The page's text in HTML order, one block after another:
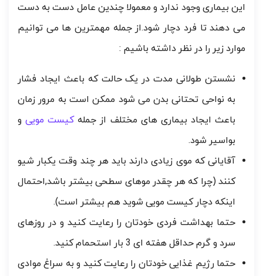
این بیماری وجود ندارد و معمولا چندین عامل دست به دست
می دهند تا فرد دچار شود.از جمله مهمترین ها می توانیم
موارد زیر را در نظر داشته باشیم :
نشستن طولانی مدت در یک حالت که باعث ایجاد فشار
به نواحی تحتانی بدن می شود ممکن است به مرور زمان
باعث ایجاد بیماری های مختلف از جملهکیست موییو
بواسیر شود.
آقایانی که موی زیادی دارند باید هر چند وقت یکبار شیو
کنند (چرا که هر چقدر موهای سطحی بیشتر باشد,احتمال
اینکه دچار کیست مویی شوید هم بیشتر است).
حتما بهداشت فردی خودتان را رعایت کنید و در روزهای
سرد و گرم حداقل هفته ای 3 بار استحمام کنید.
حتما رژیم غذایی خودتان را رعایت کنید و به سراغ موادی